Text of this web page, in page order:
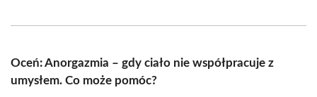
Oceń: Anorgazmia – gdy ciało nie współpracuje z
umysłem. Co może pomóc?